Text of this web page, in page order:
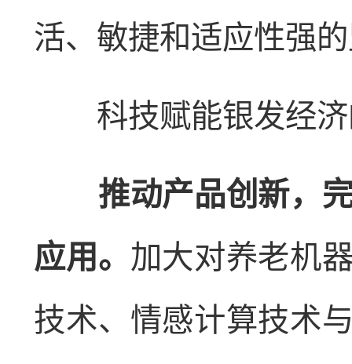
活、敏捷和适应性强
科技赋能银发经
推动产品创新，完
应用。 加大对养老机
技术、情感计算技术